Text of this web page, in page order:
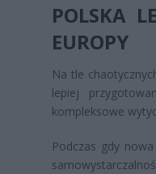
POLSKA
EUROPY
Na tle
lepiej
kompleksowe
Podczas gdy